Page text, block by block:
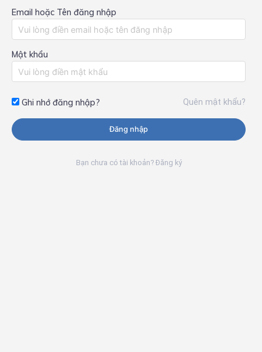
Email hoặc Tên đăng nhập
Mật khẩu
Ghi nhớ đăng nhập? Quên mật khẩu?
Đăng nhập
Bạn chưa có tài khoản? Đăng ký